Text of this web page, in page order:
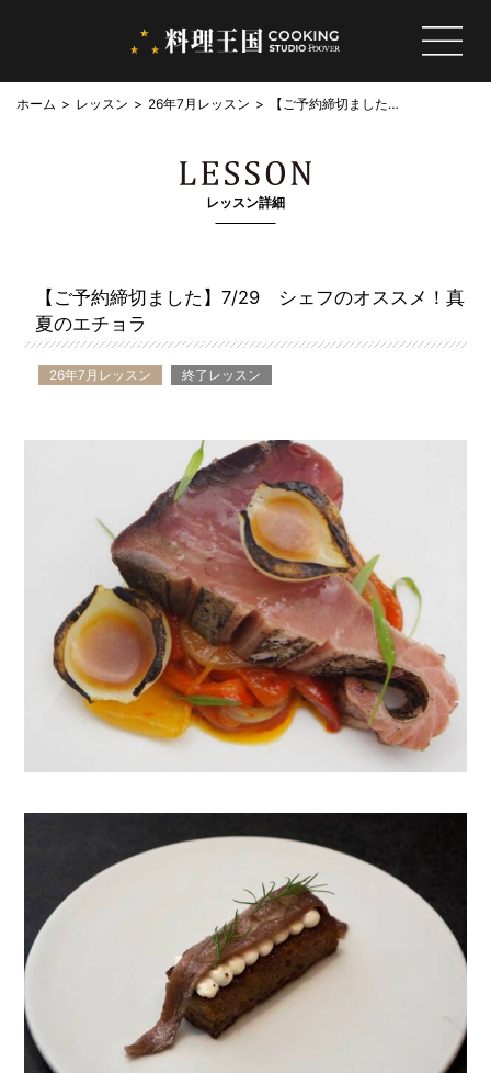
ホーム レッスン 26年7月レッスン
【ご予約締切ました】
レッスン詳細
【ご予約締切ました】7/29 シェフのオススメ！真
夏のエチョラ
26年7月レッスン 終了レッスン